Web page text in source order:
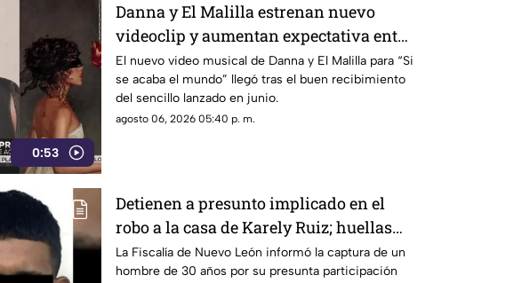
0:53
Danna y El Malilla estrenan nuevo
videoclip y aumentan expectativa entre
sus fans
El nuevo video musical de Danna y El Malilla para “Si
se acaba el mundo” llegó tras el buen recibimiento
del sencillo lanzado en junio.
agosto 06, 2026 05:40 p. m.
Detienen a presunto implicado en el
robo a la casa de Karely Ruiz; huellas
dactilares fueron clave
La Fiscalía de Nuevo León informó la captura de un
hombre de 30 años por su presunta participación